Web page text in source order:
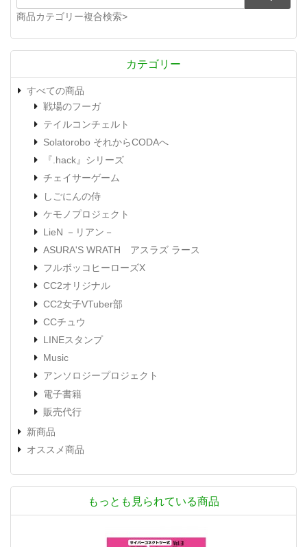
商品カテゴリー複合検索>
カテゴリー
すべての商品
戦場のフーガ
テイルコンチェルト
Solatorobo それからCODAへ
『.hack』シリーズ
チェイサーゲーム
しごにんの侍
ケモノプロジェクト
LieN －リアン－
ASURA'S WRATH アスラズ ラース
フルボッコヒーローズX
CC2オリジナル
CC2女子VTuber部
CCチュウ
LINEスタンプ
Music
アンソロジープロジェクト
電子書籍
販売代行
新商品
オススメ商品
もっとも見られている商品